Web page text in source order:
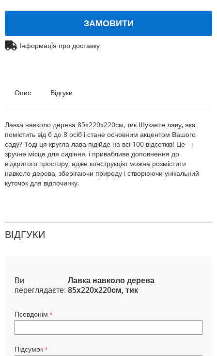
ЗАМОВИТИ
Інформація про доставку
Опис Відгуки
Лавка навколо дерева 85х220х220см, тик Шукаєте лаву, яка
помістить від 6 до 8 осіб і стане основним акцентом Вашого
саду? Тоді ця кругла лава підійде на всі 100 відсотків! Це - і
зручне місце для сидіння, і привабливе доповнення до
відкритого простору, адже конструкцію можна розмістити
навколо дерева, зберігаючи природу і створюючи унікальний
куточок для відпочинку.
ВІДГУКИ
Ви
переглядаєте:
Лавка навколо дерева
85х220х220см, тик
Псевдонім
Підсумок